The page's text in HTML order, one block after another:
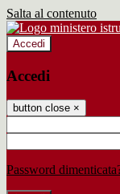
Salta al contenuto
Accedi
Accedi
button close ×
Password